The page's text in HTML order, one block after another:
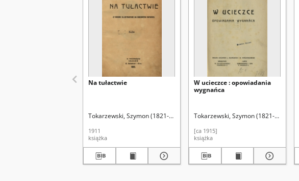
Na tułactwie
Tokarzewski, Szymon (1821-1900)
1911
książka
W ucieczce : opowiadania
wygnańca
Tokarzewski, Szymon (1821-1900)
[ca 1915]
książka